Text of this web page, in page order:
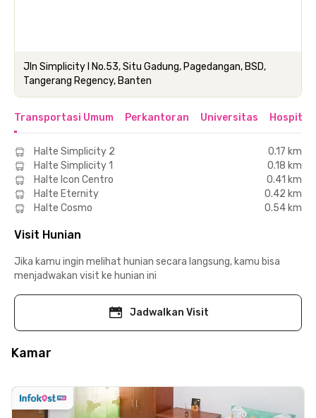
Jln Simplicity I No.53, Situ Gadung, Pagedangan, BSD,
Tangerang Regency, Banten
Transportasi Umum Perkantoran Universitas Hospital
Halte Simplicity 2
0.17 km
Halte Simplicity 1
0.18 km
Halte Icon Centro
0.41 km
Halte Eternity
0.42 km
Halte Cosmo
0.54 km
Visit Hunian
Jika kamu ingin melihat hunian secara langsung, kamu bisa
menjadwakan visit ke hunian ini
Jadwalkan Visit
Kamar